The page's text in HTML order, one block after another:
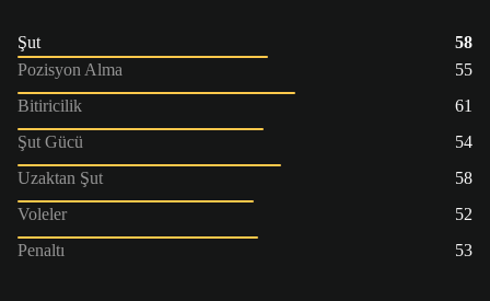
Şut
58
Pozisyon Alma
55
Bitiricilik
61
Şut Gücü
54
Uzaktan Şut
58
Voleler
52
Penaltı
53